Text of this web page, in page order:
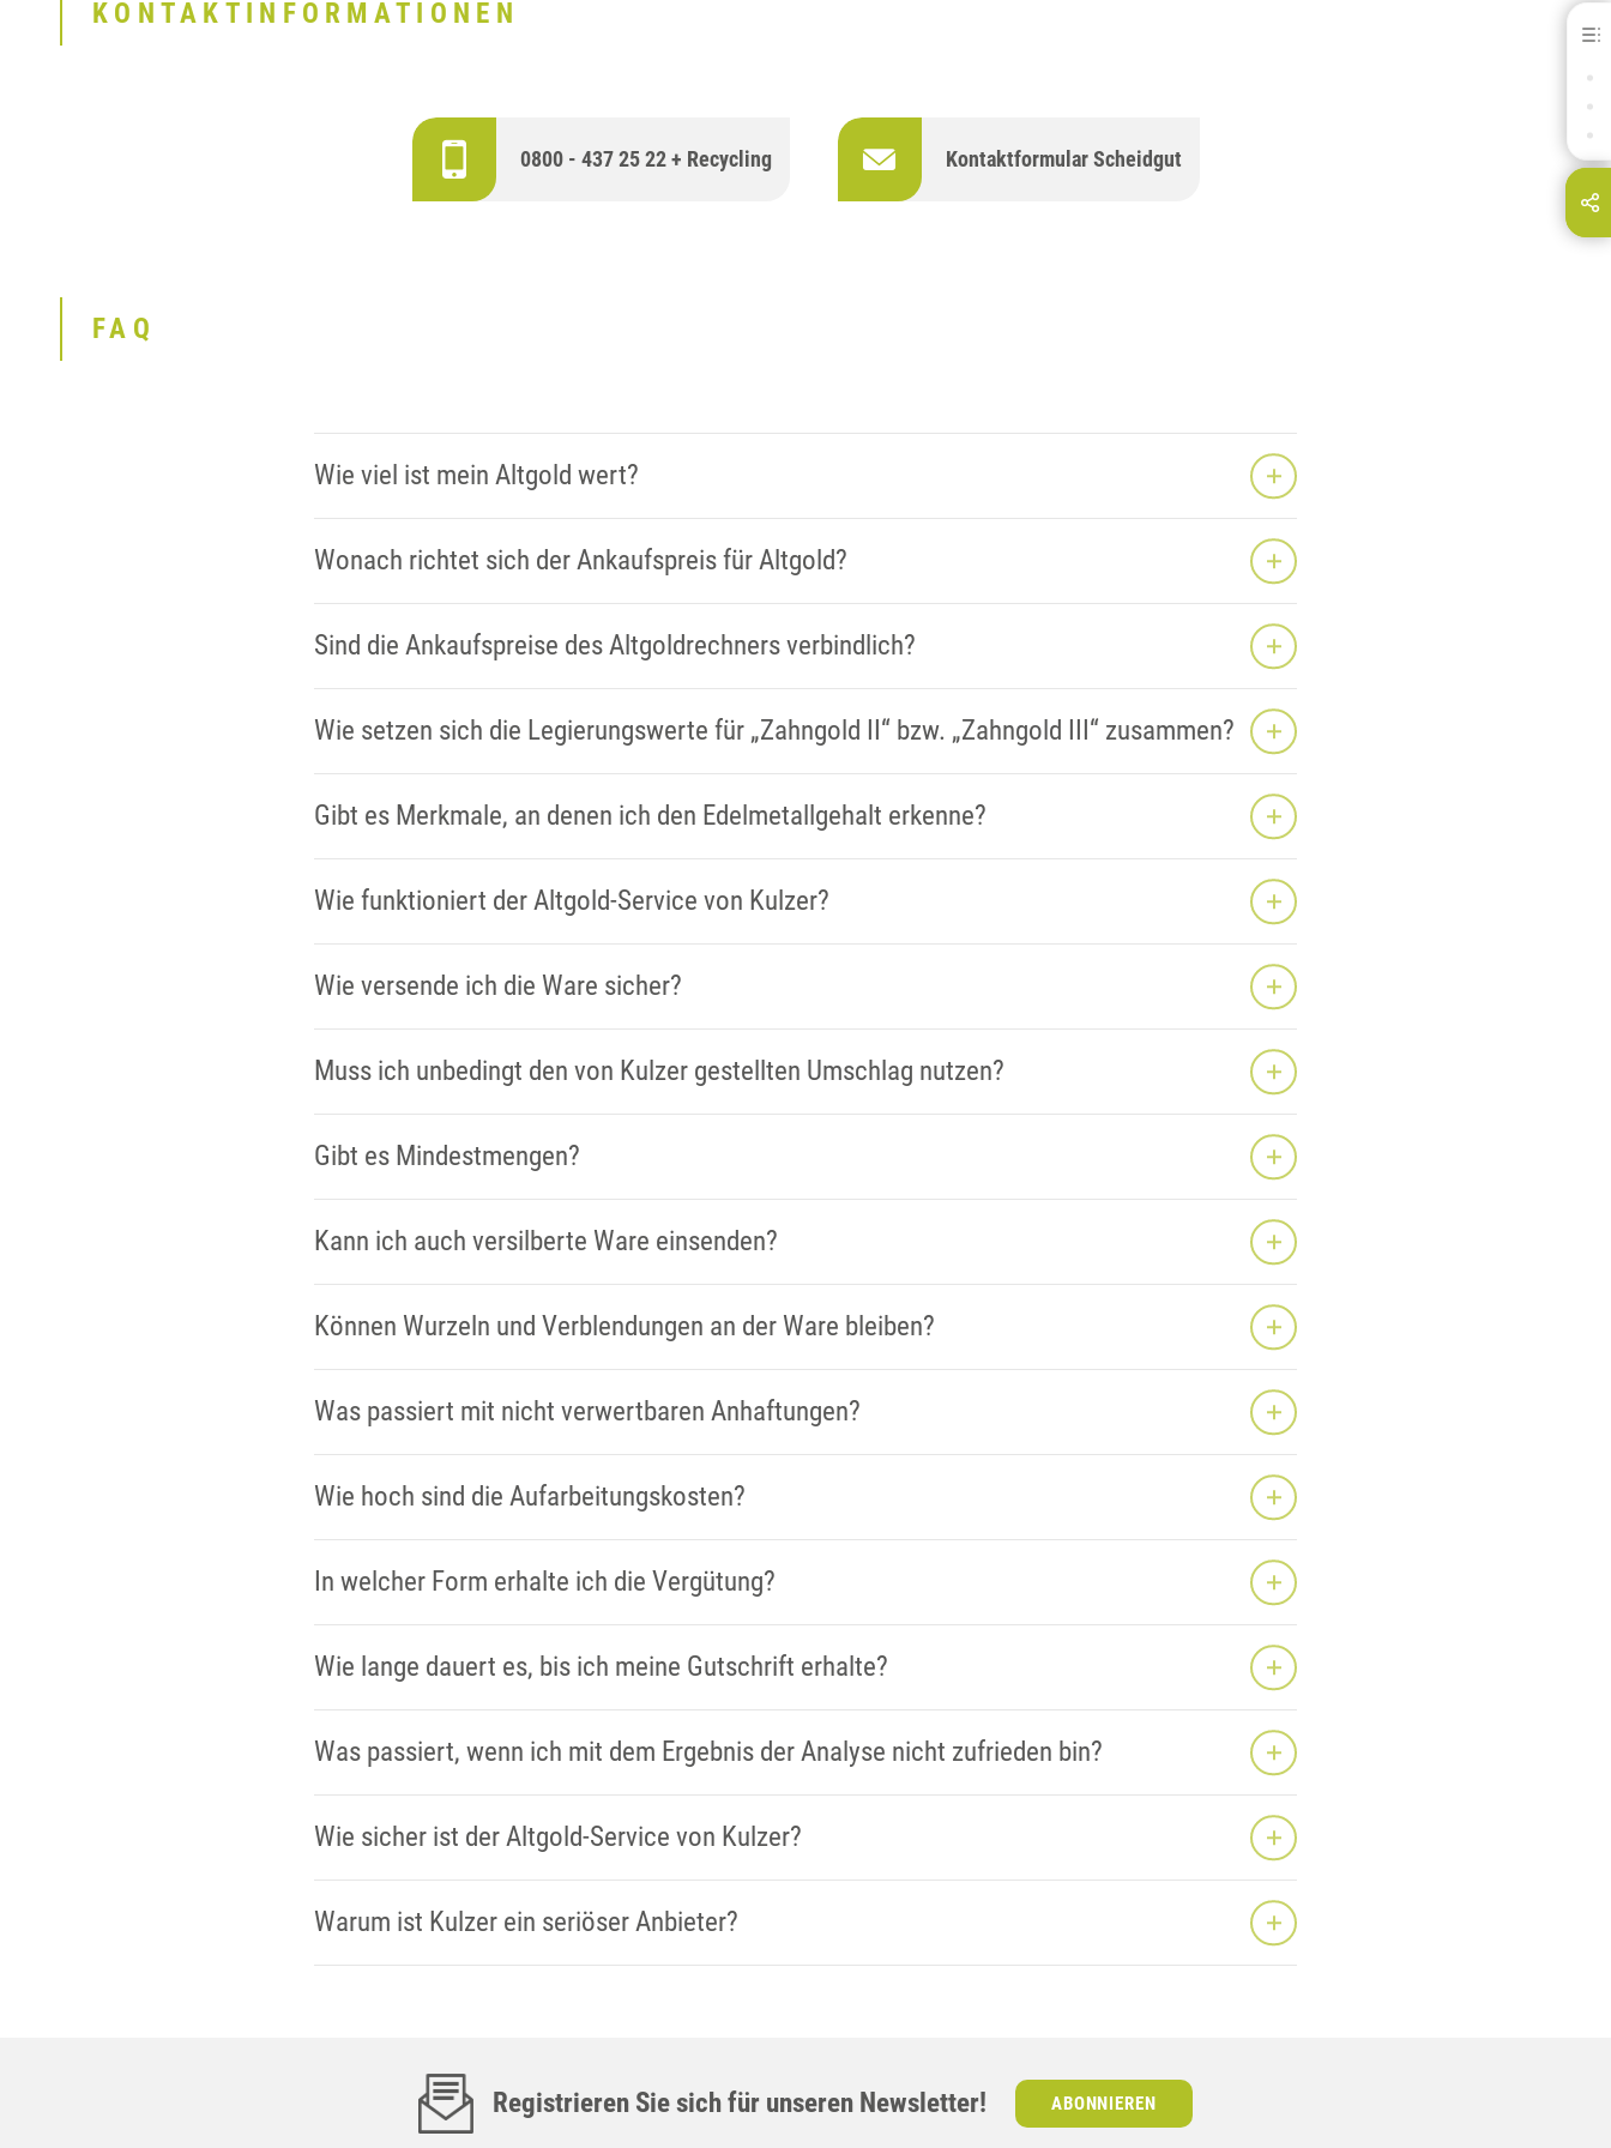
KONTAKTINFORMATIONEN
0800 - 437 25 22 + Recycling Kontaktformular Scheidgut
FAQ
Wie viel ist mein Altgold wert?
Wonach richtet sich der Ankaufspreis für Altgold?
Sind die Ankaufspreise des Altgoldrechners verbindlich?
Wie setzen sich die Legierungswerte für „Zahngold II“ bzw. „Zahngold III“ zusammen?
Gibt es Merkmale, an denen ich den Edelmetallgehalt erkenne?
Wie funktioniert der Altgold-Service von Kulzer?
Wie versende ich die Ware sicher?
Muss ich unbedingt den von Kulzer gestellten Umschlag nutzen?
Gibt es Mindestmengen?
Kann ich auch versilberte Ware einsenden?
Können Wurzeln und Verblendungen an der Ware bleiben?
Was passiert mit nicht verwertbaren Anhaftungen?
Wie hoch sind die Aufarbeitungskosten?
In welcher Form erhalte ich die Vergütung?
Wie lange dauert es, bis ich meine Gutschrift erhalte?
Was passiert, wenn ich mit dem Ergebnis der Analyse nicht zufrieden bin?
Wie sicher ist der Altgold-Service von Kulzer?
Warum ist Kulzer ein seriöser Anbieter?
Registrieren Sie sich für unseren Newsletter! ABONNIEREN